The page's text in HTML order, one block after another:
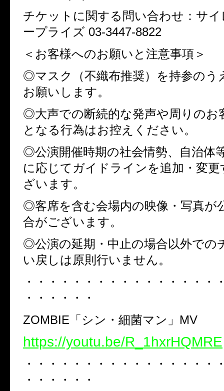
チケットに関する問い合わせ：サ
ープライズ 03-3447-8822
＜お客様へのお願いと注意事項＞
◎マスク（不織布推奨）を持参のう
お願いします。
◎大声での断続的な発声や周りのお
となる行為はお控えください。
◎公演開催時期の社会情勢、自治体
に応じてガイドラインを追加・変
ざいます。
◎客席を含む会場内の映像・写真が
合がございます。
◎公演の延期・中止の場合以外での
い戻しは原則行いません。
・・・・・・・・・・・・・・・・
・・・・・・
ZOMBIE「シン・細菌マン」MV
https://youtu.be/R_1hxrHQMRE
・・・・・・・・・・・・・・・・
・・・・・・